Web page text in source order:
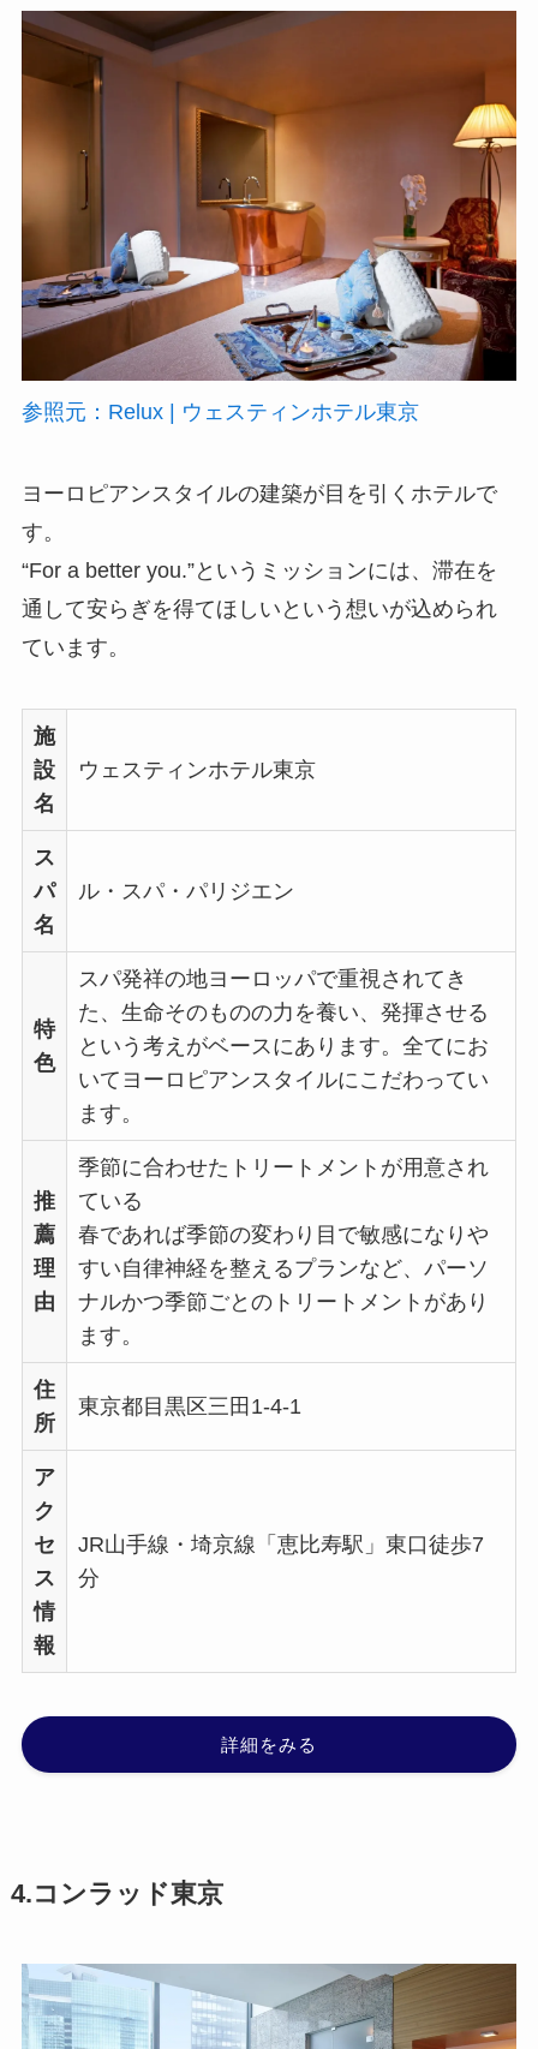
参照元：Relux | ウェスティンホテル東京
ヨーロピアンスタイルの建築が目を引くホテルで
す。
“For a better you.”というミッションには、滞在を
通して安らぎを得てほしいという想いが込められ
ています。
施
設
名
ウェスティンホテル東京
ス
パ
名
ル・スパ・パリジエン
特
色
スパ発祥の地ヨーロッパで重視されてき
た、生命そのものの力を養い、発揮させる
という考えがベースにあります。全てにお
いてヨーロピアンスタイルにこだわってい
ます。
推
薦
理
由
季節に合わせたトリートメントが用意され
ている
春であれば季節の変わり目で敏感になりや
すい自律神経を整えるプランなど、パーソ
ナルかつ季節ごとのトリートメントがあり
ます。
住
所
東京都目黒区三田1-4-1
ア
ク
セ
ス
情
報
JR山手線・埼京線「恵比寿駅」東口徒歩7
分
詳細をみる
4.コンラッド東京